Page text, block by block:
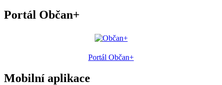
Portál Občan+
Portál Občan+
Mobilní aplikace